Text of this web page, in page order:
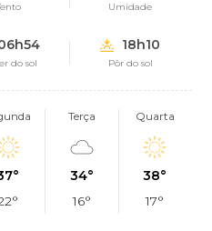
Umidade
do sol
18h10
Pôr do sol
Terça
34°
16°
Quarta
38°
17°